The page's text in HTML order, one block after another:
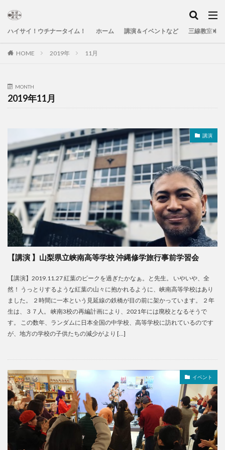
ハイサイ！ウチナータイム！ ホーム 講演＆イベントなど 三線教室＆
HOME 2019年 11月
MONTH
2019年11月
講演
【講演 】山梨県立峡南高等学校 沖縄修学旅行事前学習会
【講演】2019.11.27 紅葉のピークを過ぎたかなぁ。と先生。 いやいや、全
然！ うっとりするような紅葉の山々に抱かれるように、峡南高等学校はあり
ました。 ２時間に一本という見延線の鉄橋が目の前に架かっています。 ２年
生は、３７人。 峡南3校の再編計画により、2021年には廃校となるそうで
す。 この数年、ランダムに日本全国の中学校、高等学校に訪れているのです
が、地方の学校の子供たちの減少がより […]
イベント